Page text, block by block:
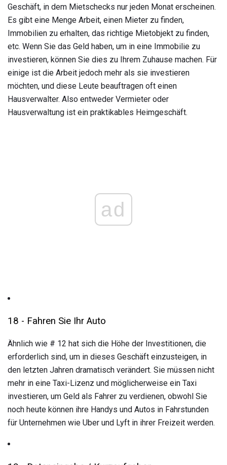
Geschäft, in dem Mietschecks nur jeden Monat erscheinen.
Es gibt eine Menge Arbeit, einen Mieter zu finden,
Immobilien zu erhalten, das richtige Mietobjekt zu finden,
etc. Wenn Sie das Geld haben, um in eine Immobilie zu
investieren, können Sie dies zu Ihrem Zuhause machen. Für
einige ist die Arbeit jedoch mehr als sie investieren
möchten, und diese Leute beauftragen oft einen
Hausverwalter. Also entweder Vermieter oder
Hausverwaltung ist ein praktikables Heimgeschäft.
ad
18 - Fahren Sie Ihr Auto
Ähnlich wie # 12 hat sich die Höhe der Investitionen, die
erforderlich sind, um in dieses Geschäft einzusteigen, in
den letzten Jahren dramatisch verändert. Sie müssen nicht
mehr in eine Taxi-Lizenz und möglicherweise ein Taxi
investieren, um Geld als Fahrer zu verdienen, obwohl Sie
noch heute können ihre Handys und Autos in Fahrstunden
für Unternehmen wie Uber und Lyft in ihrer Freizeit werden.